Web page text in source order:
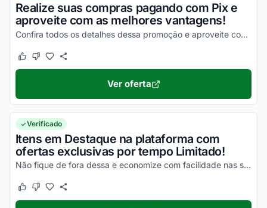
Realize suas compras pagando com Pix e
aproveite com as melhores vantagens!
Confira todos os detalhes dessa promoção e aproveite com vantagens incríveis!
Este cupom funcionou
Este cupom não funcionou
Ver oferta
Verificado
Itens em Destaque na plataforma com
ofertas exclusivas por tempo Limitado!
Não fique de fora dessa e economize com facilidade nas suas compras!
Este cupom funcionou
Este cupom não funcionou